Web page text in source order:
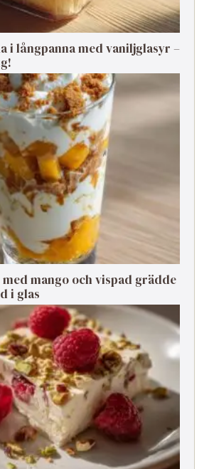
i långpanna med vaniljglasyr –
mango och vispad grädde
i glas